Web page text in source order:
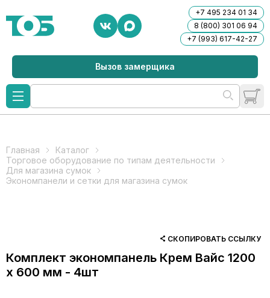
+7 495 234 01 34
8 (800) 301 06 94
+7 (993) 617-42-27
Вызов замерщика
Главная
Каталог
Торговое оборудование по типам деятельности
Для магазина сумок
Экономпанели и сетки для магазина сумок
СКОПИРОВАТЬ ССЫЛКУ
Комплект экономпанель Крем Вайс 1200
х 600 мм - 4шт